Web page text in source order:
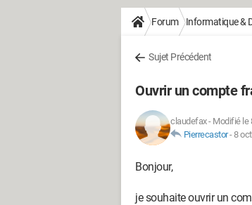
Forum Informatique &
Sujet Précédent
Ouvrir un compte
claudefax- Modifié le
Pierrecastor-8
Bonjour,
je souhaite ouvrir un